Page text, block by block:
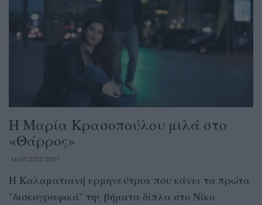
Η Μαρία Κρασοπούλου μιλά στο
«Θάρρος»
14/01/2013 00:11
Η Καλαματιανή ερμηνεύτρια που κάνει τα πρώτα
"δισκογραφικά" της βήματα δίπλα στο Νίκο